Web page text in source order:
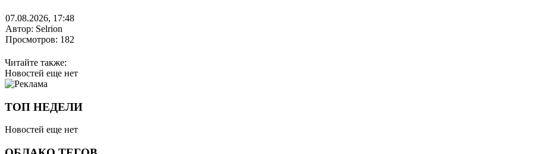
07.08.2026, 17:48
Автор: Selrion
Просмотров: 182
Читайте также:
Новостей еще нет
ТОП НЕДЕЛИ
Новостей еще нет